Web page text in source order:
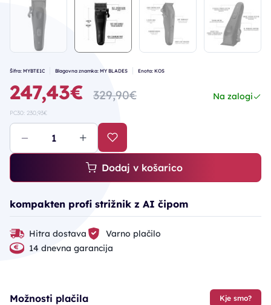
Šifra: MYBTE1C Blagovna znamka: MY BLADES Enota: KOS
247,43€ 329,90€ Na zalogi
PC30: 230,93€
Dodaj v košarico
kompakten profi strižnik z AI čipom
Hitra dostava
Varno plačilo
14 dnevna garancija
Možnosti plačila Kje smo?